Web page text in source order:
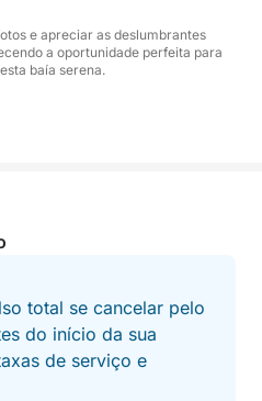
e toalha, e deixe a
e apreciar as deslumbrantes
a oportunidade perfeita para
baía serena.
total se cancelar pelo
do início da sua
de serviço e